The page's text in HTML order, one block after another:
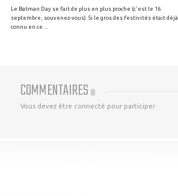
Le Batman Day se fait de plus en plus proche (c'est le 16
septembre, souvenez-vous). Si le gros des festivités était déjà
connu en ce ...
COMMENTAIRES (0)
Vous devez être connecté pour participer